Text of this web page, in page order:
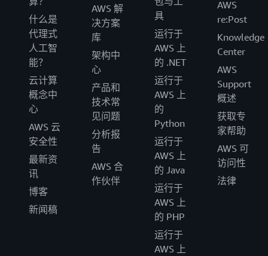
什么是
代理式
人工智
能？
云计算
概念中
心
AWS 云
安全性
最新资
讯
博客
新闻稿
AWS 解
决方案
库
架构中
心
产品和
技术常
见问题
分析报
告
AWS 合
作伙伴
具
运行于
AWS 上
的 .NET
运行于
AWS 上
的
Python
运行于
AWS 上
的 Java
运行于
AWS 上
的 PHP
运行于
AWS 上
AWS
re:Post
Knowledge
Center
AWS
Support
概述
获取专
家帮助
AWS 可
访问性
法律